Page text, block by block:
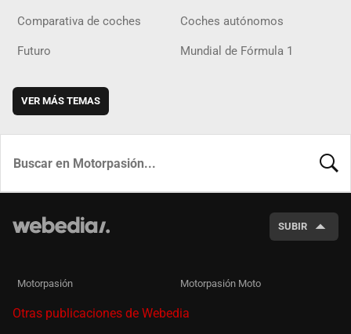
Comparativa de coches Coches autónomos
Futuro Mundial de Fórmula 1
VER MÁS TEMAS
SUBIR
Motorpasión Motorpasión Moto
Otras publicaciones de Webedia